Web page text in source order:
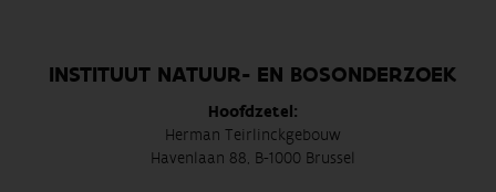
INSTITUUT NATUUR- EN BOSONDERZOEK
Hoofdzetel:
Herman Teirlinckgebouw
Havenlaan 88, B-1000 Brussel